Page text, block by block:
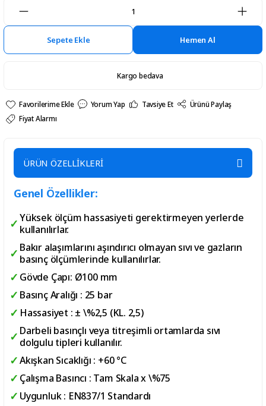
Sepete Ekle Hemen Al
Kargo bedava
Yorum Yap Tavsiye Et
Ürünü Paylaş
Fiyat Alarmı
ÜRÜN ÖZELLİKLERİ
Genel Özellikler:
Yüksek ölçüm hassasiyeti gerektirmeyen yerlerde
kullanılırlar.
Bakır alaşımlarını aşındırıcı olmayan sıvı ve gazların
basınç ölçümlerinde kullanılırlar.
Gövde Çapı: Ø100 mm
Basınç Aralığı : 25 bar
Hassasiyet : ± \%2,5 (KL. 2,5)
Darbeli basınçlı veya titreşimli ortamlarda sıvı
dolgulu tipleri kullanılır.
Akışkan Sıcaklığı : +60 °C
Çalışma Basıncı : Tam Skala x \%75
Uygunluk : EN837/1 Standardı